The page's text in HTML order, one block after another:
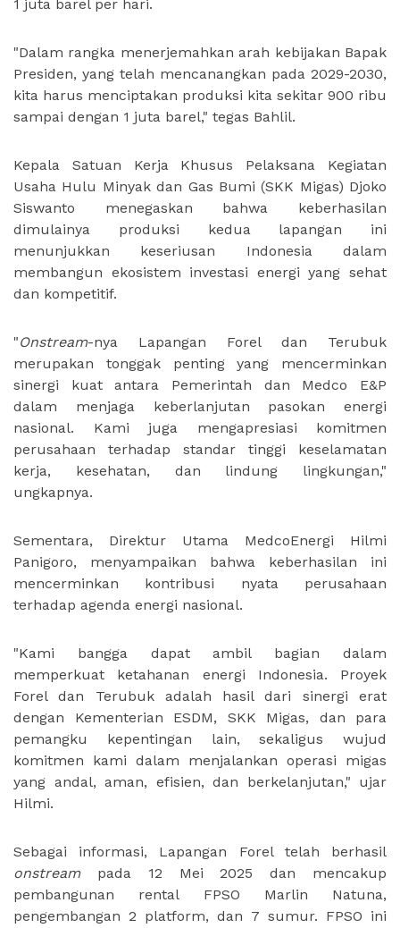
1 juta barel per hari.
"Dalam rangka menerjemahkan arah kebijakan Bapak
Presiden, yang telah mencanangkan pada 2029-2030,
kita harus menciptakan produksi kita sekitar 900 ribu
sampai dengan 1 juta barel," tegas Bahlil.
Kepala Satuan Kerja Khusus Pelaksana Kegiatan
Usaha Hulu Minyak dan Gas Bumi (SKK Migas) Djoko
Siswanto menegaskan bahwa keberhasilan
dimulainya produksi kedua lapangan ini
menunjukkan keseriusan Indonesia dalam
membangun ekosistem investasi energi yang sehat
dan kompetitif.
"Onstream-nya Lapangan Forel dan Terubuk
merupakan tonggak penting yang mencerminkan
sinergi kuat antara Pemerintah dan Medco E&P
dalam menjaga keberlanjutan pasokan energi
nasional. Kami juga mengapresiasi komitmen
perusahaan terhadap standar tinggi keselamatan
kerja, kesehatan, dan lindung lingkungan,"
ungkapnya.
Sementara, Direktur Utama MedcoEnergi Hilmi
Panigoro, menyampaikan bahwa keberhasilan ini
mencerminkan kontribusi nyata perusahaan
terhadap agenda energi nasional.
"Kami bangga dapat ambil bagian dalam
memperkuat ketahanan energi Indonesia. Proyek
Forel dan Terubuk adalah hasil dari sinergi erat
dengan Kementerian ESDM, SKK Migas, dan para
pemangku kepentingan lain, sekaligus wujud
komitmen kami dalam menjalankan operasi migas
yang andal, aman, efisien, dan berkelanjutan," ujar
Hilmi.
Sebagai informasi, Lapangan Forel telah berhasil
onstreampada 12 Mei 2025 dan mencakup
pembangunan rental FPSO Marlin Natuna,
pengembangan 2 platform, dan 7 sumur. FPSO ini